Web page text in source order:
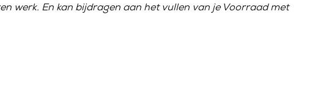
werk. En kan bijdragen aan het vullen van je Voorraad met